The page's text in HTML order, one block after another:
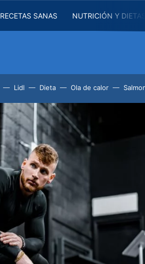
RECETAS SANAS NUTRICIÓN Y
Lidl Dieta Ola de calor